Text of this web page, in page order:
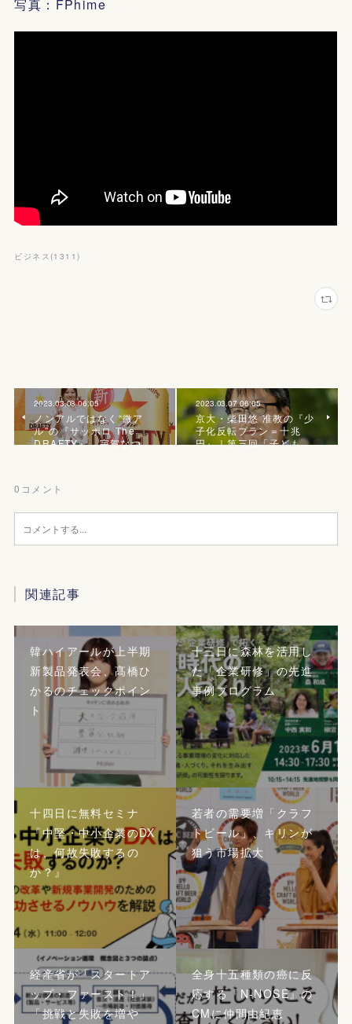
写真：FPhime
ビジネス (1311 )
2023.03.08 06:05
ノンアルではなく“微ア
ル”の『サッポロ The
DRAFTY』、宇賀なつ…
2023.03.07 06:05
京大・柴田悠 准教の『少
子化反転プラン＝十兆
円』｜第三回「子ども…
0 コメント
関連記事
韓ハイアールが上半期
新製品発表会、髙橋ひ
かるのチェックポイン
ト
十三日に森林を活用し
た「企業研修」の先進
事例プログラム
十四日に無料セミナ
『中堅・中小企業のDX
は、何故失敗するの
か？』
若者の需要増「クラフ
トビール」、キリンが
狙う市場拡大
経産省が「スタートア
ップ・ファースト！」
「挑戦と失敗を増や
全身十五種類の癌に反
応する『N-NOSE』の
CMに仲間由紀恵